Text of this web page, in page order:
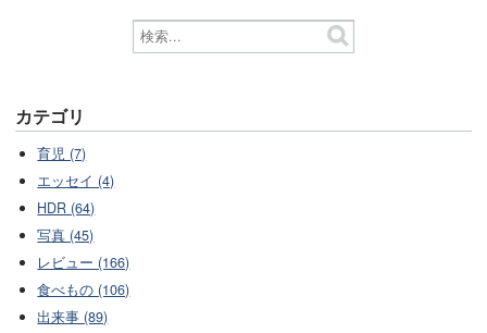
カテゴリ
育児 (7)
エッセイ (4)
HDR (64)
写真 (45)
レビュー (166)
食べもの (106)
出来事 (89)